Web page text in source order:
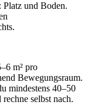
und Boden.
m² pro
Bewegungsraum.
mindestens 40–50
selbst nach.